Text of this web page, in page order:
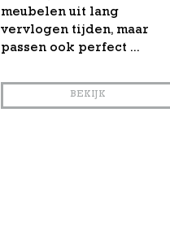
meubelen uit lang
vervlogen tijden, maar
passen ook perfect ...
BEKIJK